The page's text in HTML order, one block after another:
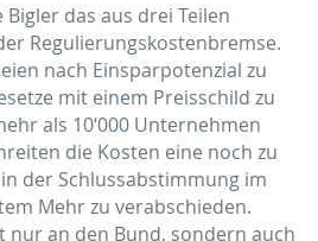
das aus drei Teilen
Regulierungskostenbremse.
nach Einsparpotenzial zu
mit einem Preisschild zu
als 10‘000 Unternehmen
die Kosten eine noch zu
der Schlussabstimmung im
Mehr zu verabschieden.
nur an den Bund, sondern auch